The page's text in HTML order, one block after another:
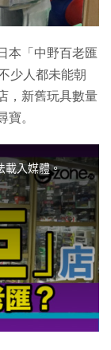
本「中野​百老匯
少人都未能朝
，新舊玩具數量
寶。
載入媒體。